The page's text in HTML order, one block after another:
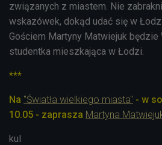
związanych z miastem. Nie
wskazówek, dokąd udać się w
Gościem Martyny Matwiejuk będzie
studentka mieszkająca w Łodzi.
***
Na "Światła wielkiego miasta" - w
10.05 - zaprasza Martyna
kul